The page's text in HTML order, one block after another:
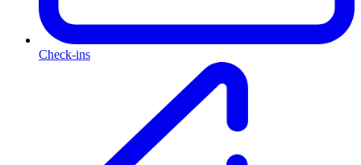
Check-ins